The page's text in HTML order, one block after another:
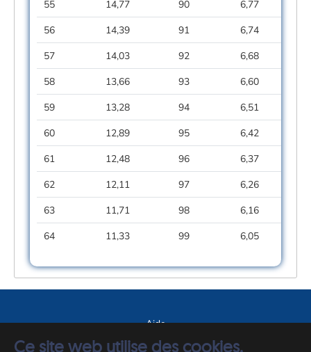
Ce site web utilise des cookies.
55
14,77 90
6,77
56
14,39 91
6,74
57
14,03 92
6,68
58
13,66 93
6,60
59
13,28 94
6,51
60
12,89 95
6,42
61
12,48 96
6,37
62
12,11 97
6,26
63
11,71 98
6,16
64
11,33 99 6,05
Aide
A propos du site